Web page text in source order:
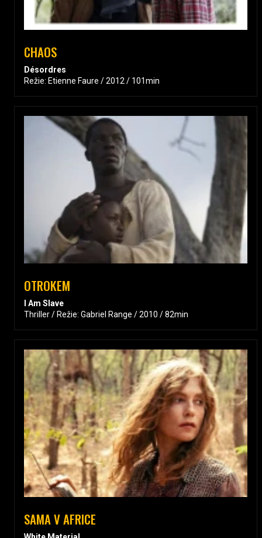
CHAOS
Désordres
Režie: Etienne Faure / 2012 / 101min
OTROKEM
I Am Slave
Thriller / Režie: Gabriel Range / 2010 / 82min
SAMA V AFRICE